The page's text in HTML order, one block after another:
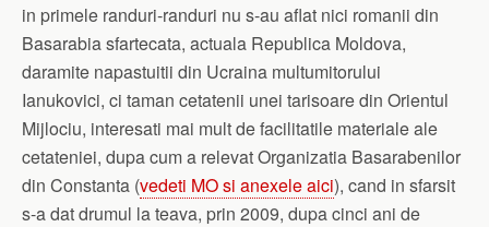
in primele randuri-randuri nu s-au aflat nici romanii din
Basarabia sfartecata, actuala Republica Moldova,
daramite napastuitii din Ucraina multumitorului
Ianukovici, ci taman cetatenii unei tarisoare din Orientul
Mijlociu, interesati mai mult de facilitatile materiale ale
cetateniei, dupa cum a relevat Organizatia Basarabenilor
din Constanta (vedeti MO si anexele aici), cand in sfarsit
s-a dat drumul la teava, prin 2009, dupa cinci ani de